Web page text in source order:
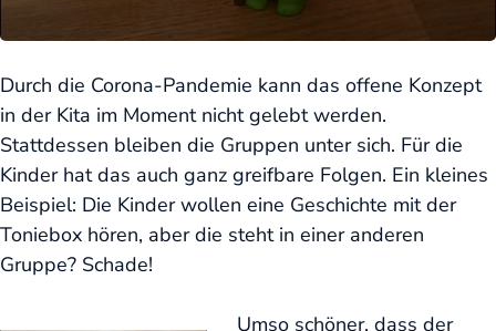
Durch die Corona-Pandemie kann das offene Konzept
in der Kita im Moment nicht gelebt werden.
Stattdessen bleiben die Gruppen unter sich. Für die
Kinder hat das auch ganz greifbare Folgen. Ein kleines
Beispiel: Die Kinder wollen eine Geschichte mit der
Toniebox hören, aber die steht in einer anderen
Gruppe? Schade!
Umso schöner, dass der